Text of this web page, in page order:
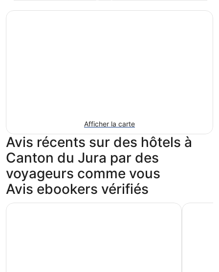
Afficher la carte
Avis récents sur des hôtels à
Canton du Jura par des
voyageurs comme vous
Avis ebookers vérifiés
Hotel Schweizerhof Basel B&B